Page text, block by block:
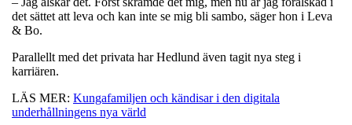
det sättet att leva och kan inte se mig bli sambo, säger hon i Leva
& Bo.
Parallellt med det privata har Hedlund även tagit nya steg i
karriären.
LÄS MER: Kungafamiljen och kändisar i den digitala
underhållningens nya värld